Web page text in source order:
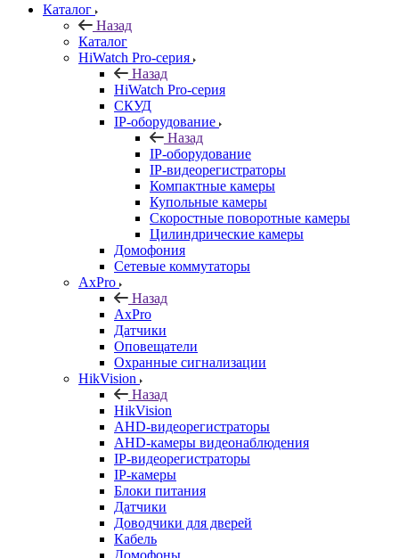
Каталог
Назад
Каталог
HiWatch Pro-серия
Назад
HiWatch Pro-серия
CКУД
IP-оборудование
Назад
IP-оборудование
IP-видеорегистраторы
Компактные камеры
Купольные камеры
Скоростные поворотные камеры
Цилиндрические камеры
Домофония
Сетевые коммутаторы
AxPro
Назад
AxPro
Датчики
Оповещатели
Охранные сигнализации
HikVision
Назад
HikVision
AHD-видеорегистраторы
AHD-камеры видеонаблюдения
IP-видеорегистраторы
IP-камеры
Блоки питания
Датчики
Доводчики для дверей
Кабель
Домофоны